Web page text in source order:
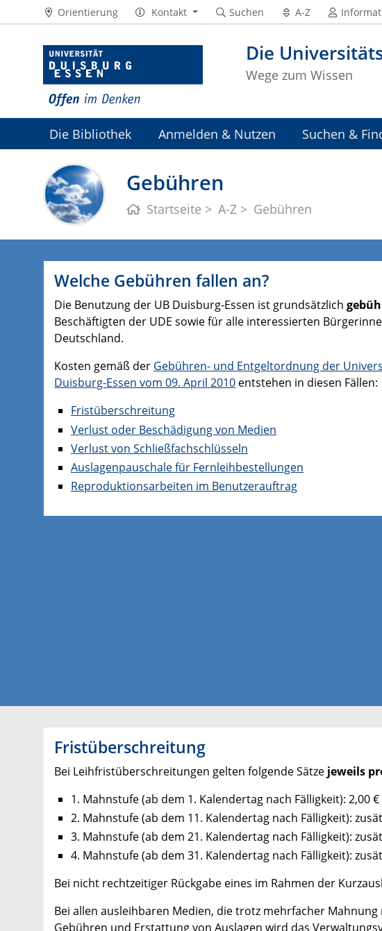
Die
Wege zum Wissen
Orientierung Kontakt Suchen A-Z
Die Bibliothek Anmelden & Nutzen Suchen &
Universitätsarchiv
Gebühren
Startseite A-Z Gebühren
Welche Gebühren fallen an?
Die Benutzung der UB Duisburg-Essen ist grundsätzlich
Beschäftigten der UDE sowie für alle interessierten
Deutschland.
Kosten gemäß der Gebühren- und Entgeltordnung der
Duisburg-Essen vom 09. April 2010 entstehen in diesen Fällen:
Fristüberschreitung
Verlust oder Beschädigung von Medien
Verlust von Schließfachschlüsseln
Auslagenpauschale für Fernleihbestellungen
Reproduktionsarbeiten im Benutzerauftrag
Fristüberschreitung
Bei Leihfristüberschreitungen gelten folgende Sätze jeweils
1. Mahnstufe (ab dem 1. Kalendertag nach Fälligkeit): 2,00 €
2. Mahnstufe (ab dem 11. Kalendertag nach Fälligkeit):
3. Mahnstufe (ab dem 21. Kalendertag nach Fälligkeit):
4. Mahnstufe (ab dem 31. Kalendertag nach Fälligkeit):
Bei nicht rechtzeitiger Rückgabe eines im Rahmen der
Bei allen ausleihbaren Medien, die trotz mehrfacher
Gebühren und Erstattung von Auslagen wird das